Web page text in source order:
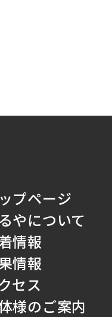
プページ
やについて
情報
情報
セス
様のご案内